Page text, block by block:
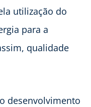
utilização do
para a
qualidade
desenvolvimento